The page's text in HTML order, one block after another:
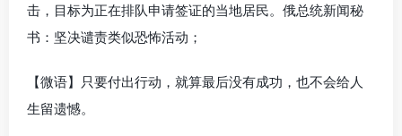
击，目标为正在排队申请签证的当地居民。俄总统新闻秘
书：坚决谴责类似恐怖活动；
【微语】只要付出行动，就算最后没有成功，也不会给人
生留遗憾。